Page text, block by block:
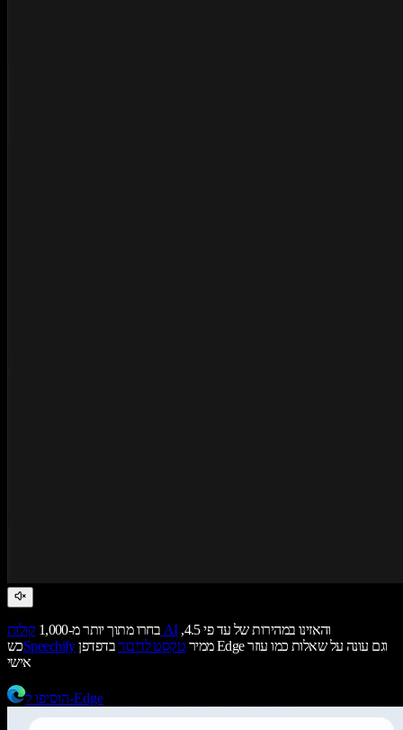
בחרו מתוך יותר מ-1,000 קולות AIוהאזינו במהירות של עד פי 4.5,
כשSpeechify ממיר טקסט לדיבורבדפדפן Edge וגם עונה על שאלות כמו עוזר
אישי
הוסיפו ל-Edge